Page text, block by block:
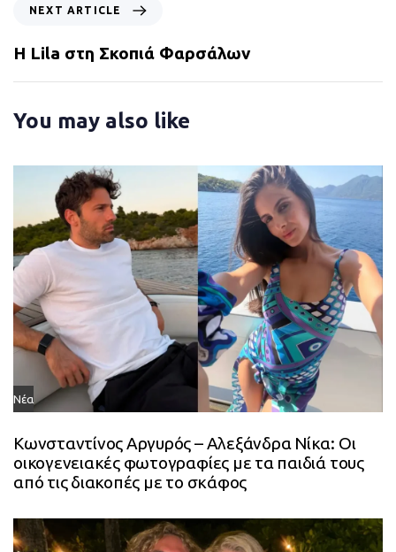
r
t
c
e
x
t
A
t
c
NEXT ARTICLE
Η Lila στη Σκοπιά Φαρσάλων
You may also like
Νέα
Κωνσταντίνος Αργυρός – Αλεξάνδρα Νίκα: Οι
οικογενειακές φωτογραφίες με τα παιδιά τους
από τις διακοπές με το σκάφος